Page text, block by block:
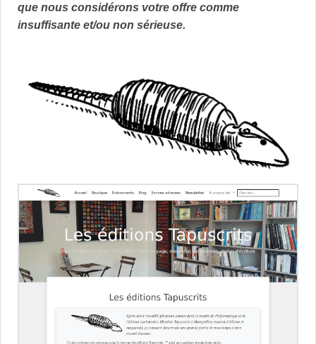
que nous considérons votre offre comme
insuffisante et/ou non sérieuse.